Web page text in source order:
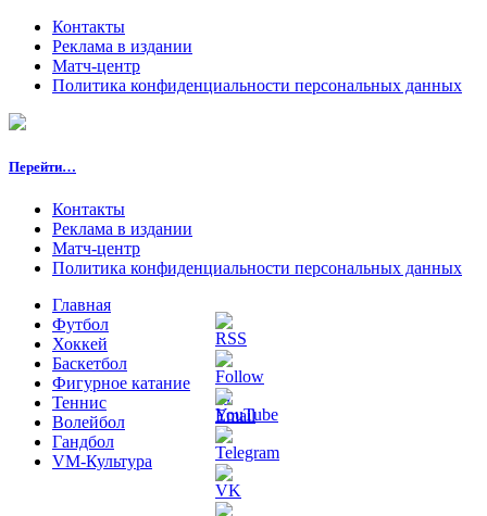
Контакты
Реклама в издании
Матч-центр
Политика конфиденциальности персональных данных
Перейти…
Контакты
Реклама в издании
Матч-центр
Политика конфиденциальности персональных данных
Главная
Футбол
Хоккей
Баскетбол
Фигурное катание
Теннис
Волейбол
Гандбол
VM-Культура